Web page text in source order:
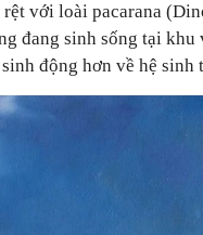
với loài pacarana
đang sinh sống tại
động hơn về hệ sinh